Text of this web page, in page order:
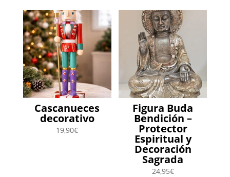
Cascanueces
decorativo
19,90€
Figura Buda
Bendición –
Protector
Espiritual y
Decoración
Sagrada
24,95€